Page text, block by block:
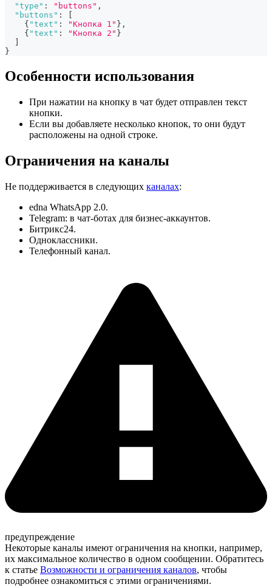
"type" : "buttons" ,
"buttons" :
{ "text" : "Кнопка 1" } ,
{ "text" : "Кнопка 2" }
}
Особенности использования
При нажатии на кнопку в чат будет отправлен текст
кнопки.
Если вы добавляете несколько кнопок, то они будут
расположены на одной строке.
Ограничения на каналы
Не поддерживается в следующих каналах:
edna WhatsApp 2.0.
Telegram: в чат-ботах для бизнес-аккаунтов.
Битрикс24.
Одноклассники.
Телефонный канал.
предупреждение
Некоторые каналы имеют ограничения на кнопки, например,
их максимальное количество в одном сообщении. Обратитесь
к статье Возможности и ограничения каналов, чтобы
подробнее ознакомиться с этими ограничениями.